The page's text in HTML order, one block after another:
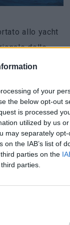
of your
the below opt-out
is processed
utilized by us
may separately
the IAB’s list of
parties on the
parties.
allo yacht
delle
McConaghy
di nove
È stato
ha definito
lo
nel
mese,